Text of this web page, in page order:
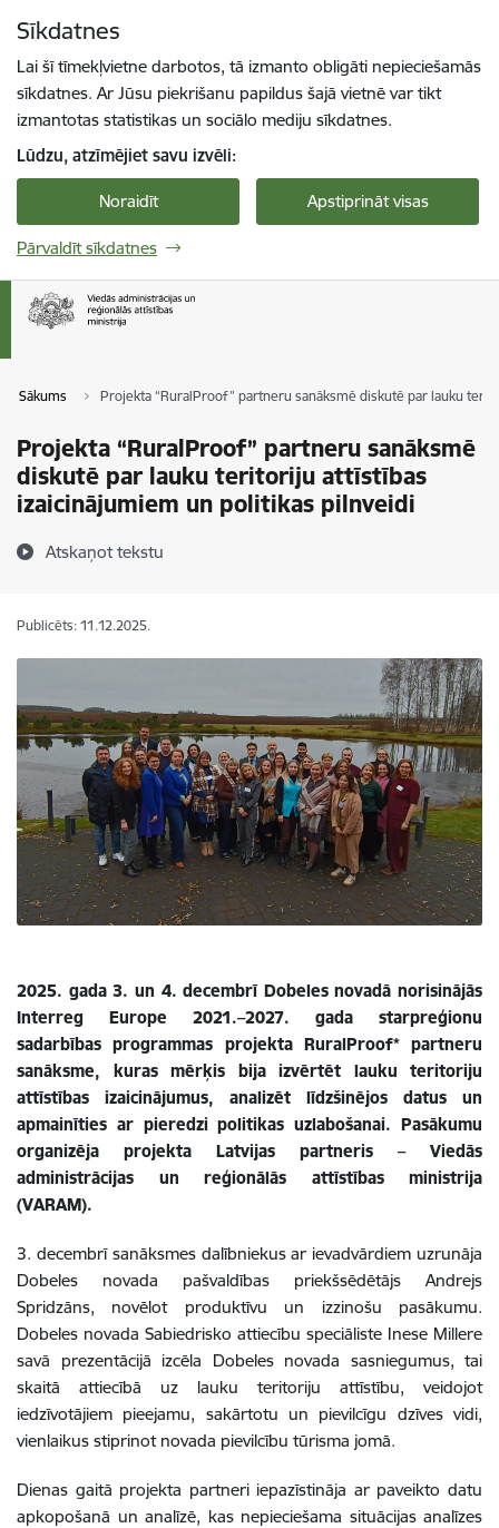
Sīkdatnes
Lai šī tīmekļvietne darbotos, tā izmanto obligāti nepieciešamās
sīkdatnes. Ar Jūsu piekrišanu papildus šajā vietnē var tikt
izmantotas statistikas un sociālo mediju sīkdatnes.
Lūdzu, atzīmējiet savu izvēli:
Noraidīt Apstiprināt visas
Pārvaldīt sīkdatnes
Sākums Projekta “RuralProof” partneru sanāksmē diskutē par lauku
Projekta “RuralProof” partneru sanāksmē
diskutē par lauku teritoriju attīstības
izaicinājumiem un politikas pilnveidi
Atskaņot tekstu
Publicēts: 11.12.2025.
2025. gada 3. un 4. decembrī Dobeles novadā norisinājās
Interreg Europe 2021.–2027. gada starpreģionu
sadarbības programmas projekta RuralProof* partneru
sanāksme, kuras mērķis bija izvērtēt lauku teritoriju
attīstības izaicinājumus, analizēt līdzšinējos datus un
apmainīties ar pieredzi politikas uzlabošanai. Pasākumu
organizēja projekta Latvijas partneris – Viedās
administrācijas un reģionālās attīstības ministrija
(VARAM).
3. decembrī sanāksmes dalībniekus ar ievadvārdiem uzrunāja
Dobeles novada pašvaldības priekšsēdētājs Andrejs
Spridzāns, novēlot produktīvu un izzinošu pasākumu.
Dobeles novada Sabiedrisko attiecību speciāliste Inese Millere
savā prezentācijā izcēla Dobeles novada sasniegumus, tai
skaitā attiecībā uz lauku teritoriju attīstību, veidojot
iedzīvotājiem pieejamu, sakārtotu un pievilcīgu dzīves vidi,
vienlaikus stiprinot novada pievilcību tūrisma jomā.
Dienas gaitā projekta partneri iepazīstināja ar paveikto datu
apkopošanā un analīzē, kas nepieciešama situācijas analīzes